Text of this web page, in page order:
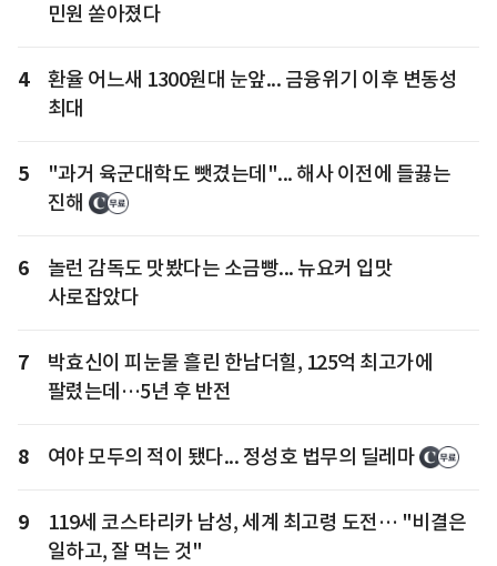
민원 쏟아졌다
4
환율 어느새 1300원대 눈앞... 금융위기 이후 변동성
최대
5
"과거 육군대학도 뺏겼는데"... 해사 이전에 들끓는
진해
6
놀런 감독도 맛봤다는 소금빵... 뉴요커 입맛
사로잡았다
7
박효신이 피눈물 흘린 한남더힐, 125억 최고가에
팔렸는데…5년 후 반전
8 여야 모두의 적이 됐다... 정성호 법무의 딜레마
9
119세 코스타리카 남성, 세계 최고령 도전… "비결은
일하고, 잘 먹는 것"